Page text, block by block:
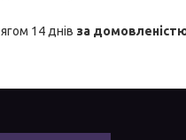
14 днів за